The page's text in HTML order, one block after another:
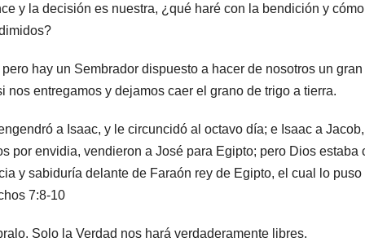
y la decisión es nuestra, ¿qué haré con la bendición y
hay un Sembrador dispuesto a hacer de nosotros un gran
nos entregamos y dejamos caer el grano de trigo a tierra.
a Isaac, y le circuncidó al octavo día; e Isaac a
por envidia, vendieron a José para Egipto; pero Dios estaba
y sabiduría delante de Faraón rey de Egipto, el cual lo puso
7:8-10
Solo la Verdad nos hará verdaderamente libres.